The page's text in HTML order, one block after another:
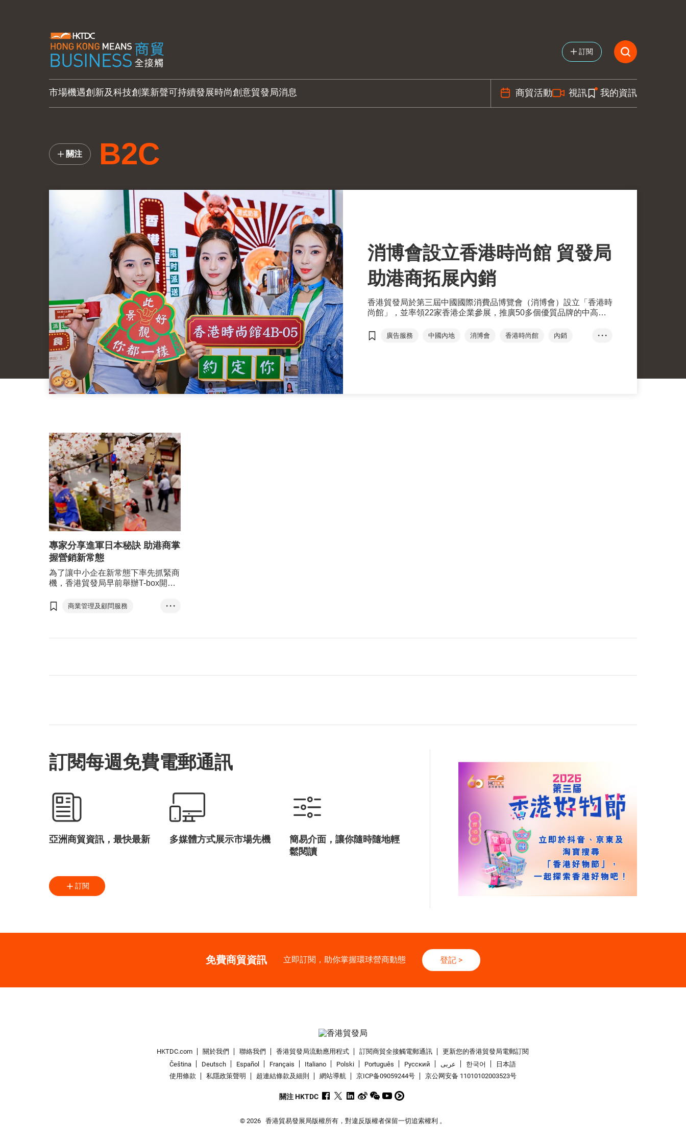
訂閱
市場機遇創新及科技創業新聲可持續發展時尚創意貿發局消息 商貿活動 視訊 我的資訊
B2C
關注
消博會設立香港時尚館 貿發局
助港商拓展內銷
香港貿發局於第三屆中國國際消費品博覽會（消博會）設立「香港時
尚館」，並率領22家香港企業參展，推廣50多個優質品牌的中高端
廣告服務 中國內地 消博會 香港時尚館
內銷
• • •
專家分享進軍日本秘訣 助港商掌
握營銷新常態
為了讓中小企在新常態下率先抓緊商
機，香港貿發局早前舉辦T-box開拓
國、澳洲等多個港商投資熱點，邀得
專家探討當地市場的最新趨勢和機
—開拓海外市場系列）
商業管理及顧問服務
谷歌
MindFree
• • •
訂閱每週免費電郵通訊
亞洲商貿資訊，最快最新 多媒體方式展示市場先機
簡易介面，讓你隨時隨地輕
鬆閱讀
訂閱
免費商貿資訊 立即訂閱，助你掌握環球營商動態 登記>
HKTDC.com 關於我們 聯絡我們 香港貿發局流動應用程式 訂閱商貿全接觸電郵通訊
更新您的香港貿發局電郵訂閱
Čeština
Deutsch Español Français Italiano Polski Português Pусский عربى 한국어
日本語
使用條款
私隱政策聲明 超連結條款及細則 網站導航 京ICP备09059244号 京公网安备 11010102003523号
關注 HKTDC
© 2026 香港貿易發展局版權所有，對違反版權者保留一切追索權利 。